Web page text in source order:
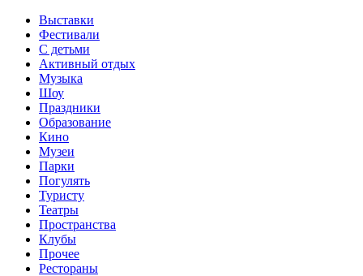
Выставки
Фестивали
С детьми
Активный отдых
Музыка
Шоу
Праздники
Образование
Кино
Музеи
Парки
Погулять
Туристу
Театры
Пространства
Клубы
Прочее
Рестораны